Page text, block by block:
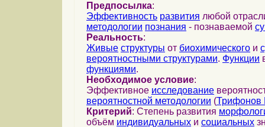
Предпосылка:
Эффективность развития любой
методологии познания - познаваемой
Реальность:
Живые структуры от биохимического и
вероятностными структурами. Функции
функциями.
Необходимое условие:
Эффективное исследование
вероятностной методологии (Трифонов
Критерий: Степень развития
объём индивидуальных и социальных